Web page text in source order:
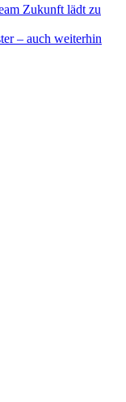
Zukunft lädt zu
– auch weiterhin